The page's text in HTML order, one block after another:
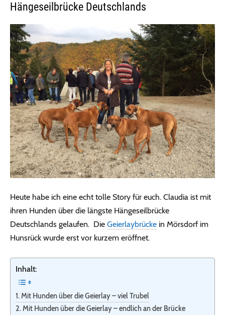
Hängeseilbrücke Deutschlands
Heute habe ich eine echt tolle Story für euch. Claudia ist mit
ihren Hunden über die längste Hängeseilbrücke
Deutschlands gelaufen. Die Geierlaybrücke in Mörsdorf im
Hunsrück wurde erst vor kurzem eröffnet.
Inhalt:
Mit Hunden über die Geierlay – viel Trubel
Mit Hunden über die Geierlay – endlich an der Brücke